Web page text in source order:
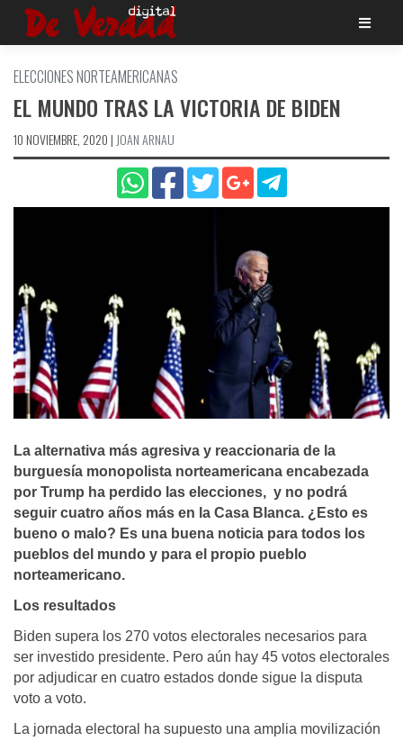
Saltar
ELECCIONES NORTEAMERICANAS
EL MUNDO TRAS LA VICTORIA DE BIDEN
10 NOVIEMBRE, 2020 | JOAN ARNAU
La alternativa más agresiva y reaccionaria de la
burguesía monopolista norteamericana encabezada
por Trump ha perdido las elecciones, y no podrá
seguir cuatro años más en la Casa Blanca. ¿Esto es
bueno o malo? Es una buena noticia para todos los
pueblos del mundo y para el propio pueblo
norteamericano.
Los resultados
Biden supera los 270 votos electorales necesarios para
ser investido presidente. Pero aún hay 45 votos electorales
por adjudicar en cuatro estados donde sigue la disputa
voto a voto.
La jornada electoral ha supuesto una amplia movilización